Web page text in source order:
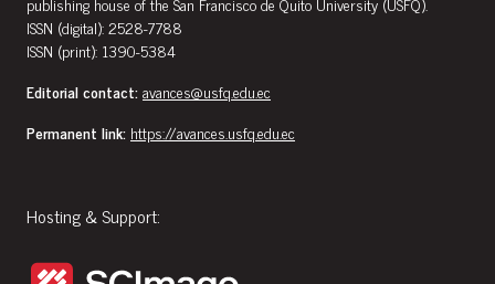
ISSN (digital): 2528-7788
ISSN (print): 1390-5384
Editorial contact:avances@usfq.edu.ec
Permanent link: https://avances.usfq.edu.ec
Hosting & Support: